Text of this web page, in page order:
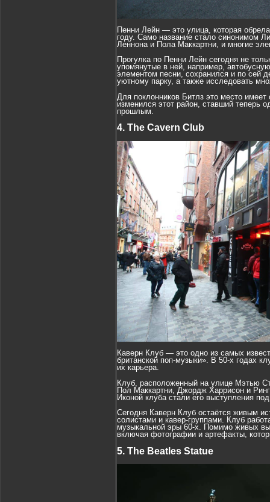
Пенни Лейн — это улица, которая
году. Само название стало синонимом
Леннона и Пола Маккартни, и многие
Прогулка по Пенни Лейн сегодня не
упомянутые в ней, например,
элементом песни, сохранился и по сей
уютному парку, а также исследовать
Для поклонников Битлз это место
изменился этот район, ставший теперь
прошлым.
4. The Cavern Club
Каверн Клуб — это одно из самых
британской поп-музыки». В 50-х годах
их карьера.
Клуб, расположенный на улице Мэтью
Пол Маккартни, Джордж Харрисон и
Иконой клуба стали его выступления
Сегодня Каверн Клуб остаётся живым
солистами и кавер-группами. Клуб
музыкальной эры 60-х. Помимо живых
включая фотографии и артефакты,
5. The Beatles Statue